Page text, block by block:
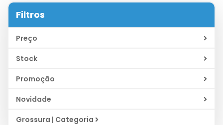
Filtros
Preço
Stock
Promoção
Novidade
Grossura | Categoria